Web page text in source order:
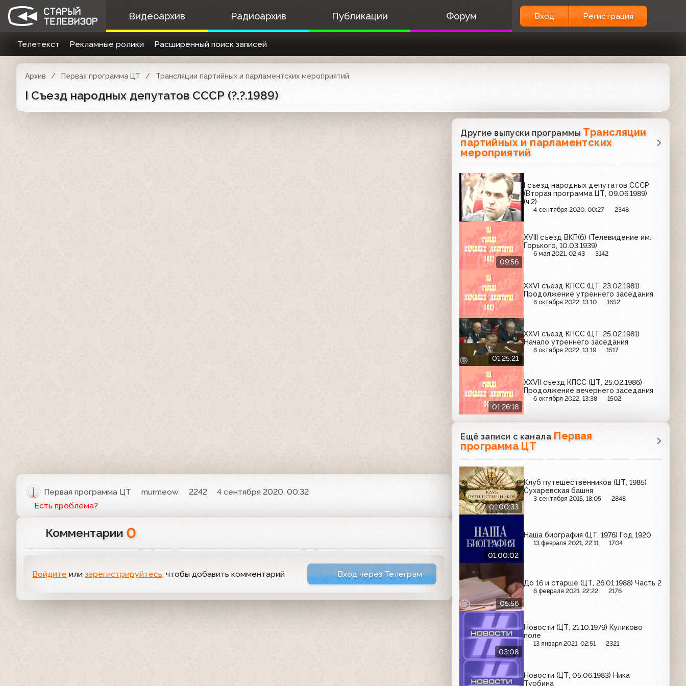
Видеоархив Радиоархив Публикации Форум Вход Регистрация
Телетекст Рекламные ролики Расширенный поиск записей
Архив Первая программа ЦТ Трансляции партийных и парламентских мероприятий
I Съезд народных депутатов СССР (?.?.1989)
Первая программа ЦТ murmeow 2242
4 сентября 2020, 00:32
Есть проблема?
Комментарии 0
Войдите или зарегистрируйтесь, чтобы добавить комментарий Вход через Телеграм
Другие выпуски программы Трансляции
партийных и парламентских
мероприятий
I съезд народных депутатов СССР
(Вторая программа ЦТ, 09.06.1989)
(ч.2)
4 сентября 2020, 00:27 2348
09:56
XVIII съезд ВКП(б) (Телевидение им.
Горького, 10.03.1939)
6 мая 2021, 02:43 3142
ХХVI съезд КПСС (ЦТ, 23.02.1981)
Продолжение утреннего заседания
6 октября 2022, 13:10 1652
01:25:21
ХХVI съезд КПСС (ЦТ, 25.02.1981)
Начало утреннего заседания
6 октября 2022, 13:19 1517
01:26:18
XXVII съезд КПСС (ЦТ, 25.02.1986)
Продолжение вечернего заседания
6 октября 2022, 13:38 1502
Ещё записи с канала Первая
программа ЦТ
01:00:33
Клуб путешественников (ЦТ, 1985)
Сухаревская башня
3 сентября 2015, 18:05 2848
01:00:02
Наша биография (ЦТ, 1976) Год 1920
13 февраля 2021, 22:11 1704
05:56
До 16 и старше (ЦТ, 26.01.1988) Часть 2
6 февраля 2021, 22:22 2176
03:08
Новости (ЦТ, 21.10.1979) Куликово
поле
13 января 2021, 02:51 2321
Новости (ЦТ, 05.06.1983) Ника
Турбина